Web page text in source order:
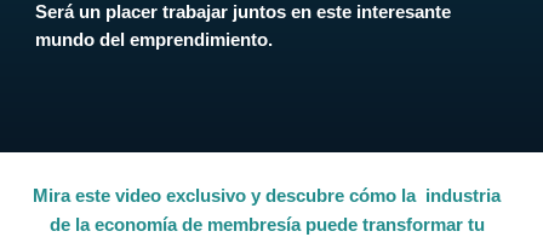
Será un placer trabajar juntos en este interesante
mundo del emprendimiento.
Mira este video exclusivo y descubre cómo la industria
de la economía de membresía puede transformar tu